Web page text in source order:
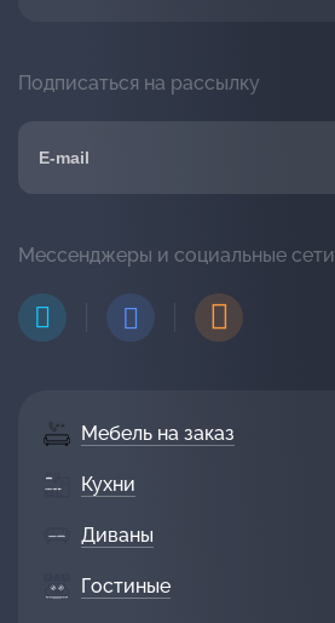
Мебель на заказ
Кухни
Диваны
Гостиные
Подписаться на рассылку
Мессенджеры и социальные сети